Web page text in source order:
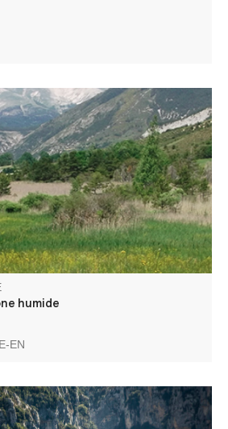
Lac des Sagnes, à cheval sur les
Basse et de Thorame-Haute, se
retenue artificielle créée dans les
humide
EN
in Occitan) is where the Verdon